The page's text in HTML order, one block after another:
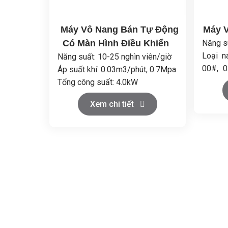
Máy Vô Nang Bán Tự Động
Có Màn Hình Điều Khiển
Năng suất: 10-25 nghìn viên/giờ
Áp suất khí: 0.03m3/phút, 0.7Mpa
Tổng công suất: 4.0kW
Kích thước (DxRxC):
1140x700x1630mm
Xem chi tiết
Máy
Năng
Loại
00#,
bằng
Chất